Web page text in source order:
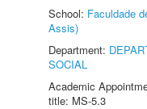
School: Faculdade
Assis)
Department:
SOCIAL
Academic
title: MS-5.3